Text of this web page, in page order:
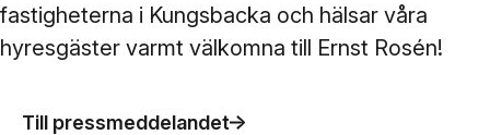
fastigheterna i Kungsbacka och hälsar våra
hyresgäster varmt välkomna till Ernst Rosén!
Till pressmeddelandet